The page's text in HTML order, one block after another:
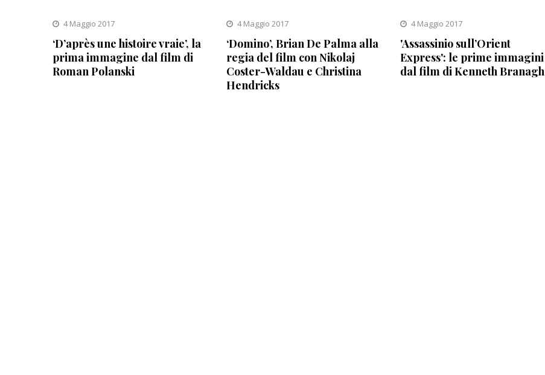
4 Maggio 2017
‘D’après une histoire vraie’, la
prima immagine dal film di
Roman Polanski
4 Maggio 2017
‘Domino’, Brian De Palma alla
regia del film con Nikolaj
Coster-Waldau e Christina
Hendricks
4 Maggio 2017
'Assassinio sull’Orient
Express': le prime immagini
dal film di Kenneth Branagh